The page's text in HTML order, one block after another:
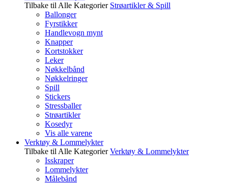
Tilbake til Alle Kategorier Strøartikler & Spill
Ballonger
Fyrstikker
Handlevogn mynt
Knapper
Kortstokker
Leker
Nøkkelbånd
Nøkkelringer
Spill
Stickers
Stressballer
Strøartikler
Kosedyr
Vis alle varene
Verktøy & Lommelykter
Tilbake til Alle Kategorier Verktøy & Lommelykter
Isskraper
Lommelykter
Målebånd